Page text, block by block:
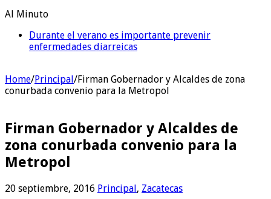
Al Minuto
Durante el verano es importante prevenir
enfermedades diarreicas
Presidenta Claudia Sheinbaum presenta la Jornada
Nacional de Reforestación 2026
Home/Principal/Firman Gobernador y Alcaldes de zona
conurbada convenio para la Metropol
Firman Gobernador y Alcaldes de
zona conurbada convenio para la
Metropol
20 septiembre, 2016 Principal, Zacatecas